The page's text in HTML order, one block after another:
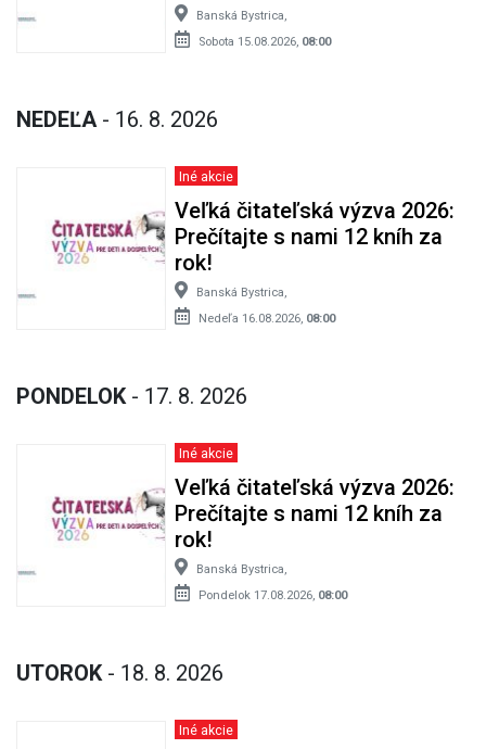
Banská Bystrica,
Sobota 15.08.2026, 08:00
NEDEĽA - 16. 8. 2026
Iné akcie
Veľká čitateľská výzva 2026:
Prečítajte s nami 12 kníh za
rok!
Banská Bystrica,
Nedeľa 16.08.2026, 08:00
PONDELOK - 17. 8. 2026
Iné akcie
Veľká čitateľská výzva 2026:
Prečítajte s nami 12 kníh za
rok!
Banská Bystrica,
Pondelok 17.08.2026, 08:00
UTOROK - 18. 8. 2026
Iné akcie